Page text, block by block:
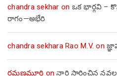
chandra sekhar on ఒక భార్గవి –
రాగం—అభేరి
chandra sekhara Rao M.V. on
రమణమూర్తి onనారి సారించిన